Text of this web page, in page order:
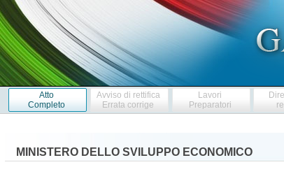
Atto
Completo
Avviso di rettifica
Errata corrige
Lavori
Preparatori
MINISTERO DELLO SVILUPPO ECONOMICO